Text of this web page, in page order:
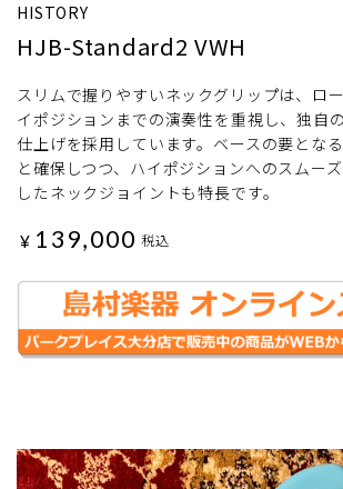
HISTORY
HJB-Standard2 VWH
スリムで握りやすいネックグリップは、ロ
イポジションまでの演奏性を重視し、独自
仕上げを採用しています。ベースの要とな
と確保しつつ、ハイポジションへのスムー
したネックジョイントも特長です。
¥ 139,000 税込